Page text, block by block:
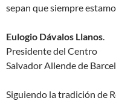
sepan que siempre
Eulogio Dávalos Llanos.
Presidente del Centro
Salvador Allende de
Siguiendo la tradición de